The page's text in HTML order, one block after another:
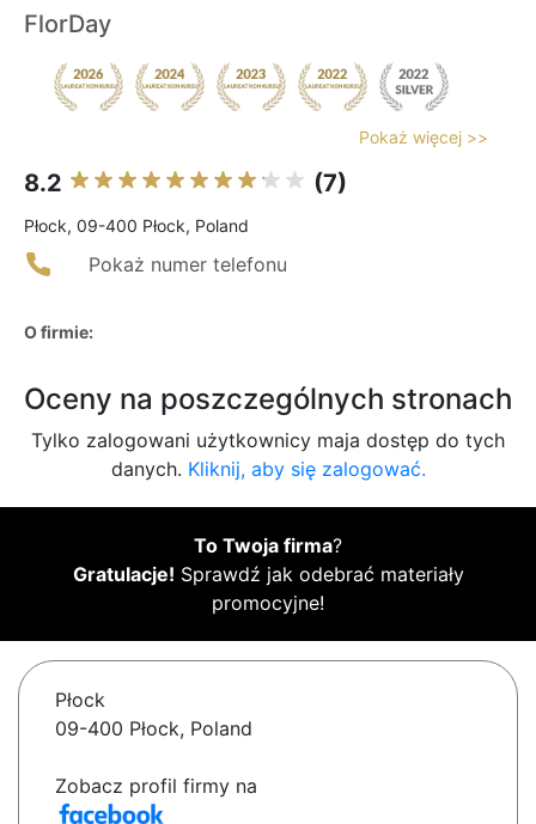
FlorDay
Pokaż więcej >>
8.2 (7)
Płock, 09-400 Płock, Poland
Pokaż numer telefonu
O firmie:
Oceny na poszczególnych stronach
Tylko zalogowani użytkownicy maja dostęp do tych
danych. Kliknij, aby się zalogować.
To Twoja firma?
Gratulacje! Sprawdź jak odebrać materiały
promocyjne!
Płock
09-400 Płock, Poland
Zobacz profil firmy na